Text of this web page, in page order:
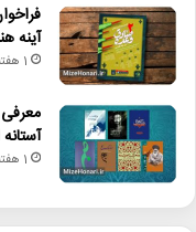
آینه
1 هفته پیش
1 هفته پیش